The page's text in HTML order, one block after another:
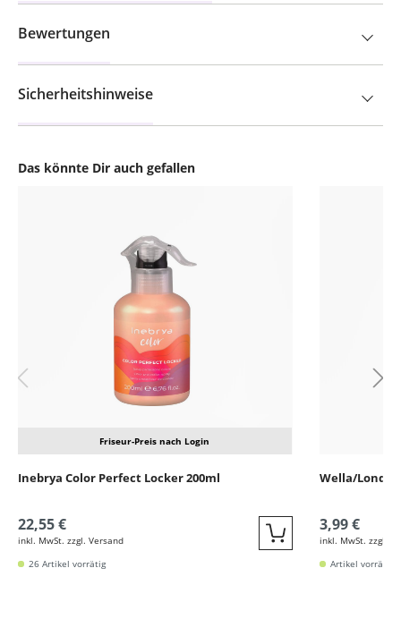
Das könnte Dir auch gefallen
Friseur-Preis nach Login
Inebrya Color Perfect Locker 200ml
22,55 €
inkl. MwSt. zzgl. Versand Quickbuy
26 Artikel vorrätig
Wella/Londa
3,99 €
inkl. MwSt. zzgl.
Artikel vorrätig
Bewertungen
Sicherheitshinweise